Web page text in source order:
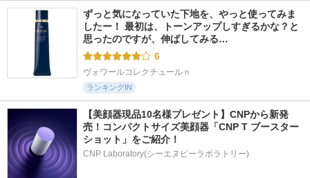
ずっと気になっていた下地を、やっと使ってみま
したー！ 最初は、トーンアップしすぎるかな？と
思ったのですが、伸ばしてみる…
6
ヴォワールコレクチュールｎ
ランキングIN
【美顔器現品10名様プレゼント】CNPから新発
売！コンパクトサイズ美顔器「CNP T ブースター
ショット」をご紹介！
CNP Laboratory(シーエヌピーラボラトリー)